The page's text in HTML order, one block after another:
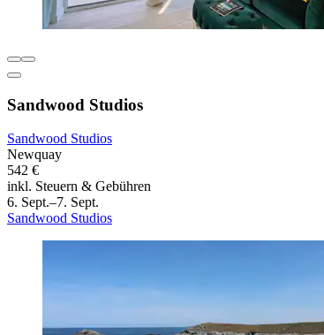
Sandwood Studios
Sandwood Studios
Newquay
542 €
inkl. Steuern & Gebühren
6. Sept.–7. Sept.
Sandwood Studios